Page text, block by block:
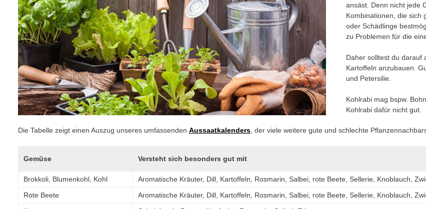
ansäst. Denn nicht jede
Kombinationen, die sich
oder Schädlinge
zu Problemen für die
Daher solltest du darauf
Kartoffeln anzubauen.
und Petersilie.
Kohlrabi mag bspw.
Kohlrabi dafür nicht gut.
Die Tabelle zeigt einen Auszug unseres umfassenden Aussaatkalenders , der viele weitere gute und schlechte
Gemüse Versteht sich besonders gut mit
Brokkoli, Blumenkohl, Kohl Aromatische Kräuter, Dill, Kartoffeln, Rosmarin, Salbei, rote Beete, Sellerie, Knoblauch,
Rote Beete
Aromatische Kräuter, Dill, Kartoffeln, Rosmarin, Salbei, rote Beete, Sellerie, Knoblauch,